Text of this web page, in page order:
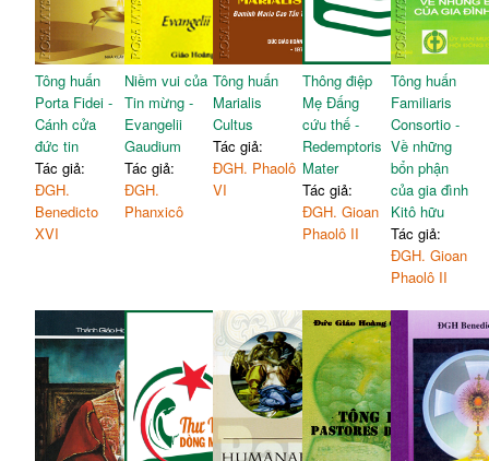
Tông huấn
Porta Fidei -
Cánh cửa
đức tin
Tác giả:
ĐGH.
Benedicto
XVI
Niềm vui của
Tin mừng -
Evangelii
Gaudium
Tác giả:
ĐGH.
Phanxicô
Tông huấn
Marialis
Cultus
Tác giả:
ĐGH. Phaolô
VI
Thông điệp
Mẹ Đấng
cứu thế -
Redemptoris
Mater
Tác giả:
ĐGH. Gioan
Phaolô II
Tông huấn
Familiaris
Consortio -
Về những
bổn phận
của gia đình
Kitô hữu
Tác giả:
ĐGH. Gioan
Phaolô II